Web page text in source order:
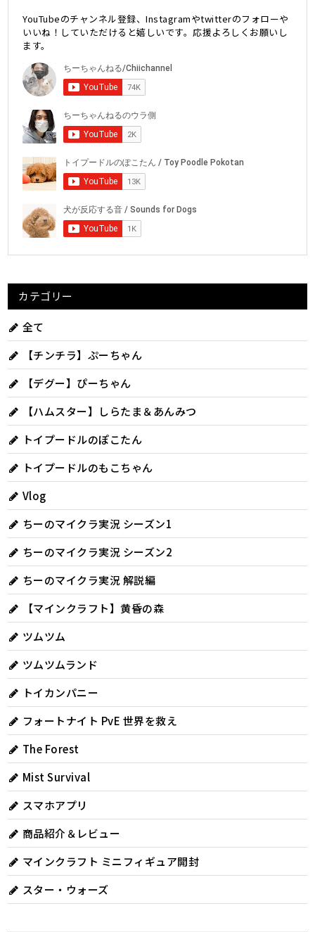
YouTubeのチャンネル登録、Instagramやtwitterのフォローや
いいね！していただけると嬉しいです。応援よろしくお願いし
ます。
カテゴリー
全て
【チンチラ】ぷーちゃん
【デグー】ぴーちゃん
【ハムスター】しらたま＆あんみつ
トイプードルのぽこたん
トイプードルのもこちゃん
Vlog
ちーのマイクラ実況 シーズン1
ちーのマイクラ実況 シーズン2
ちーのマイクラ実況 解説編
【マインクラフト】黄昏の森
ツムツム
ツムツムランド
トイカンパニー
フォートナイト PvE 世界を救え
The Forest
Mist Survival
スマホアプリ
商品紹介＆レビュー
マインクラフト ミニフィギュア開封
スター・ウォーズ